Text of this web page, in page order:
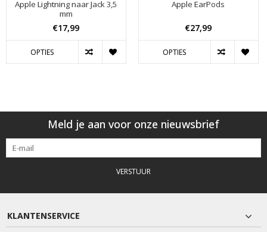
Apple Lightning naar Jack 3,5
mm
€17,99
OPTIES
Apple EarPods
€27,99
OPTIES
Meld je aan voor onze nieuwsbrief
VERSTUUR
KLANTENSERVICE